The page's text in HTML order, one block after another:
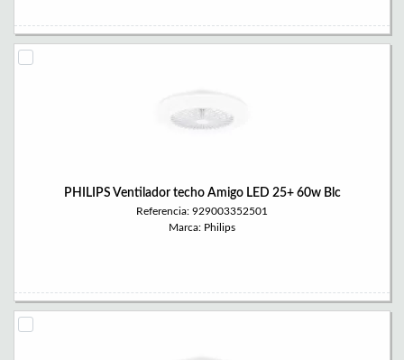
PHILIPS Ventilador techo Amigo LED 25+ 60w Blc
Referencia: 929003352501
Marca: Philips